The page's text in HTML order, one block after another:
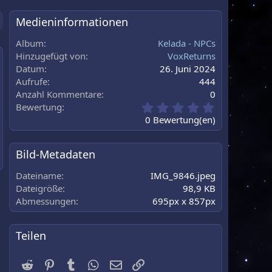
Medieninformationen
Album
Kelada - NPCs
Hinzugefügt von
VoxReturns
Datum
26. Juni 2024
Aufrufe
444
Anzahl Kommentare
0
Bewertung
0
0
(
e
)
0 Bewertung(en)
Bild-Metadaten
Dateiname
IMG_9846.jpeg
Dateigröße
98,9 KB
Abmessungen
695px x 857px
Teilen
Reddit PinterestTumblr WhatsApp
E-Mail